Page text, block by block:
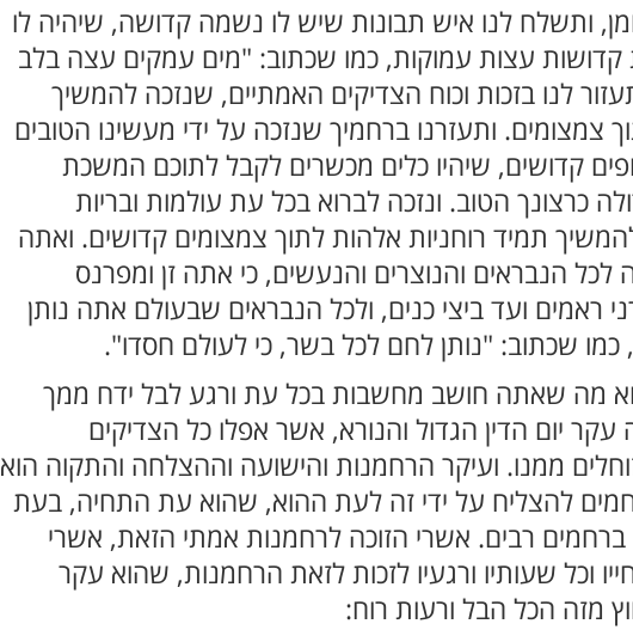
ותשלח לנו איש תבונות שיש לו נשמה קדושה, שיהיה לו
קדושות עצות עמוקות, כמו שכתוב: "מים עמקים עצה בלב
לנו בזכות וכוח הצדיקים האמתיים, שנזכה להמשיך
צמצומים. ותעזרנו ברחמיך שנזכה על ידי מעשינו הטובים
קדושים, שיהיו כלים מכשרים לקבל לתוכם המשכת
כרצונך הטוב. ונזכה לברוא בכל עת עולמות ובריות
תמיד רוחניות אלהות לתוך צמצומים קדושים. ואתה
לכל הנבראים והנוצרים והנעשים, כי אתה זן ומפרנס
ראמים ועד ביצי כנים, ולכל הנבראים שבעולם אתה נותן
כמו שכתוב: "נותן לחם לכל בשר, כי לעולם חסדו".
מה שאתה חושב מחשבות בכל עת ורגע לבל ידח ממך
יום הדין הגדול והנורא, אשר אפלו כל הצדיקים
ממנו. ועיקר הרחמנות והישועה וההצלחה והתקוה הוא
להצליח על ידי זה לעת ההוא, שהוא עת התחיה, בעת
רבים. אשרי הזוכה לרחמנות אמתי הזאת, אשרי
וכל שעותיו ורגעיו לזכות לזאת הרחמנות, שהוא עקר
מזה הכל הבל ורעות רוח: